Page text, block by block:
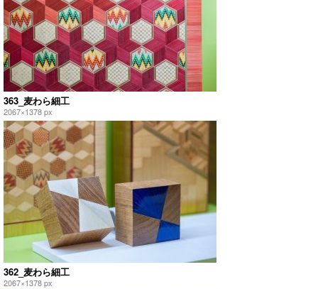
363_麦わら細工
2067×1378 px
362_麦わら細工
2067×1378 px